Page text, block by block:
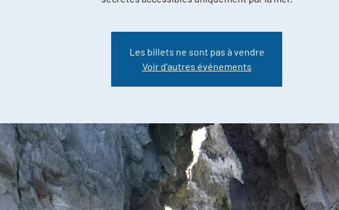
Les billets ne sont pas à vendre
Voir d'autres événements